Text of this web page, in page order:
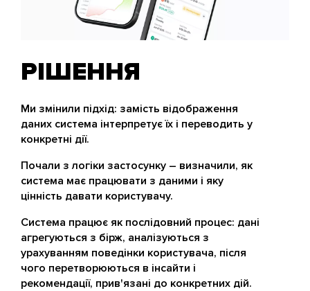
РІШЕННЯ
Ми змінили підхід: замість відображення
даних система інтерпретує їх і переводить у
конкретні дії.
Почали з логіки застосунку – визначили, як
система має працювати з даними і яку
цінність давати користувачу.
Система працює як послідовний процес: дані
агрегуються з бірж, аналізуються з
урахуванням поведінки користувача, після
чого перетворюються в інсайти і
рекомендації, прив'язані до конкретних дій.